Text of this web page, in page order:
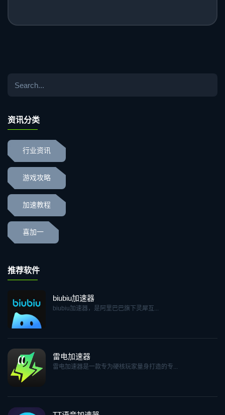
资讯分类
行业资讯
游戏攻略
加速教程
喜加一
推荐软件
biubiu加速器
biubiu加速器，是阿里巴巴旗下灵犀互...
雷电加速器
雷电加速器是一款专为硬核玩家量身打造的专...